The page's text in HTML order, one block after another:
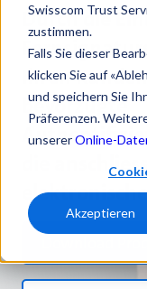
Swisscom Trust
zustimmen.
Falls Sie dieser
klicken Sie auf
und speichern Sie
Präferenzen.
unsererOnline-
Akzeptieren
Durch die
Ihren
bevorzugte
die